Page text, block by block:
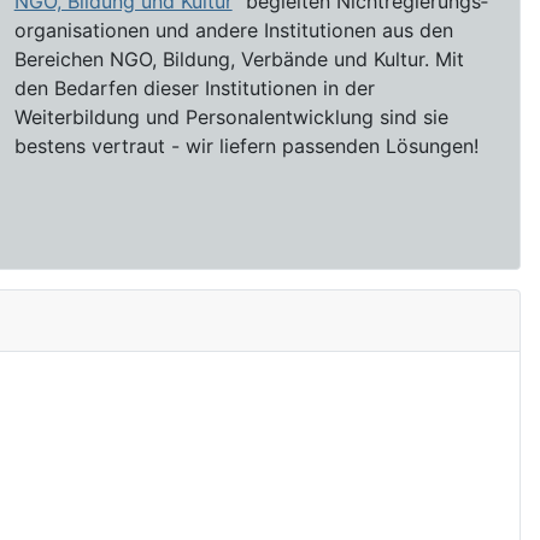
organi­sati­onen und andere Institutionen aus den
Bereichen NGO, Bildung, Verbände und Kultur. Mit
den Bedarfen dieser Institutionen in der
Weiterbildung und Personalentwicklung sind sie
bestens vertraut - wir liefern passenden Lösungen!